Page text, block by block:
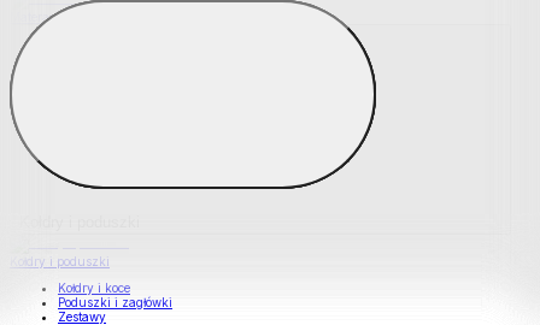
Materace nawierzchniowe
Kołdry i poduszki
Kołdry i koce
Poduszki i zagłówki
Zestawy